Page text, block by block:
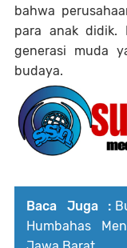
bahwa
para anak didik.
generasi muda
budaya.
Baca Juga :
Humbahas